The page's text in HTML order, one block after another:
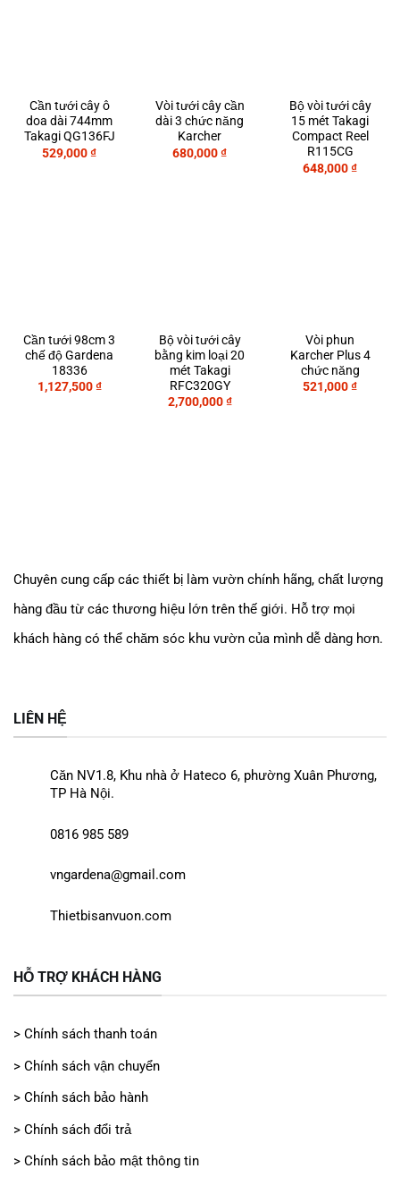
Cần tưới cây ô
doa dài 744mm
Takagi QG136FJ
529,000₫
Vòi tưới cây cần
dài 3 chức năng
Karcher
680,000₫
Bộ vòi tưới cây
15 mét Takagi
Compact Reel
R115CG
648,000₫
Cần tưới 98cm 3
chế độ Gardena
18336
1,127,500₫
Bộ vòi tưới cây
bằng kim loại 20
mét Takagi
RFC320GY
2,700,000₫
Vòi phun
Karcher Plus 4
chức năng
521,000₫
Chuyên cung cấp các thiết bị làm vườn chính hãng, chất lượng
hàng đầu từ các thương hiệu lớn trên thế giới. Hỗ trợ mọi
khách hàng có thể chăm sóc khu vườn của mình dễ dàng hơn.
LIÊN HỆ
Căn NV1.8, Khu nhà ở Hateco 6, phường Xuân Phương,
TP Hà Nội.
0816 985 589
vngardena@gmail.com
Thietbisanvuon.com
HỖ TRỢ KHÁCH HÀNG
> Chính sách thanh toán
> Chính sách vận chuyển
> Chính sách bảo hành
> Chính sách đổi trả
> Chính sách bảo mật thông tin